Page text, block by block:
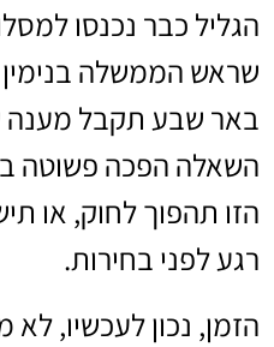
הגליל כבר נכנסו
שראש הממשלה בנימין
באר שבע תקבל מענה
השאלה הפכה פשוטה
הזו תהפוך לחוק, או
רגע לפני בחירות.
הזמן, נכון לעכשיו,